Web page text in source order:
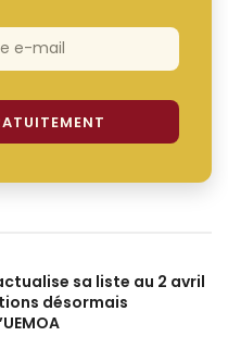
sa liste au 2 avril
désormais